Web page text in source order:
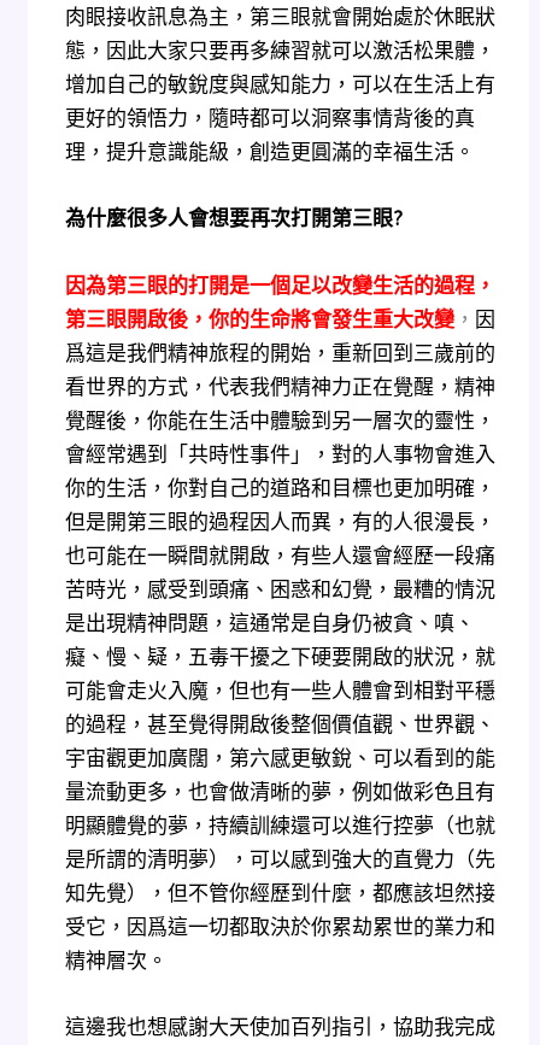
肉眼接收訊息為主，第三眼就會開始處於休眠狀
態，因此大家只要再多練習就可以激活松果體，
增加自己的敏銳度與感知能力，可以在生活上有
更好的領悟力，隨時都可以洞察事情背後的真
理，提升意識能級，創造更圓滿的幸福生活。
為什麼很多人會想要再次打開第三眼?
因為第三眼的打開是一個足以改變生活的過程，
第三眼開啟後， 你的生命將會發生重大改變， 因
爲這是我們精神旅程的開始，重新回到三歲前的
看世界的方式，代表我們精神力正在覺醒，精神
覺醒後，你能在生活中體驗到另一層次的靈性，
會經常遇到「共時性事件」，對的人事物會進入
你的生活，你對自己的道路和目標也更加明確，
但是開第三眼的過程因人而異，有的人很漫長，
也可能在一瞬間就開啟，有些人還會經歷一段痛
苦時光，感受到頭痛、困惑和幻覺，最糟的情況
是出現精神問題，這通常是自身仍被貪、嗔、
癡、慢、疑，五毒干擾之下硬要開啟的狀況，就
可能會走火入魔，但也有一些人體會到相對平穩
的過程，甚至覺得開啟後整個價值觀、世界觀、
宇宙觀更加廣闊，第六感更敏銳、可以看到的能
量流動更多，也會做清晰的夢，例如做彩色且有
明顯體覺的夢，持續訓練還可以進行控夢（也就
是所謂的清明夢），可以感到強大的直覺力（先
知先覺），但不管你經歷到什麼，都應該坦然接
受它，因爲這一切都取決於你累劫累世的業力和
精神層次。
這邊我也想感謝大天使加百列指引，協助我完成